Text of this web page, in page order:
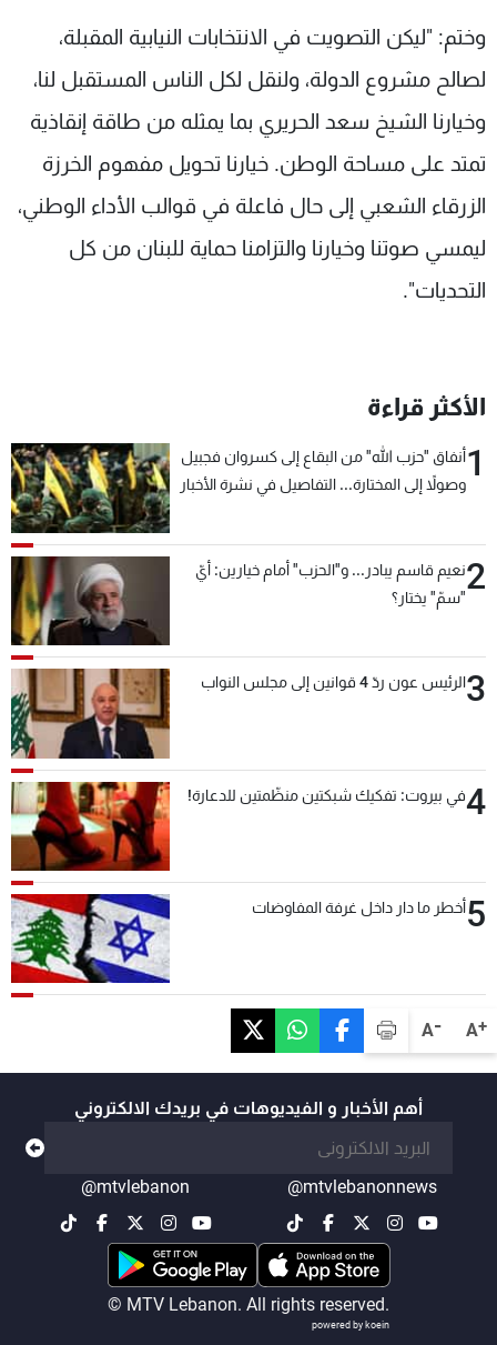
A+
A-
وختم: "ليكن التصويت في الانتخابات النيابية المقبلة،
لصالح مشروع الدولة، ولنقل لكل الناس المستقبل لنا،
وخيارنا الشيخ سعد الحريري بما يمثله من طاقة إنقاذية
تمتد على مساحة الوطن. خيارنا تحويل مفهوم الخرزة
الزرقاء الشعبي إلى حال فاعلة في قوالب الأداء الوطني،
ليمسي صوتنا وخيارنا والتزامنا حماية للبنان من كل
التحديات".
الأكثر قراءة
1أنفاق "حزب الله" من البقاع إلى كسروان فجبيل
وصولاً إلى المختارة... التفاصيل في نشرة الأخبار
2نعيم قاسم يبادر... و"الحزب" أمام خيارين: أيّ
"سمّ" يختار؟
3الرئيس عون ردّ 4 قوانين إلى مجلس النواب
4في بيروت: تفكيك شبكتين منظّمتين للدعارة!
5أخطر ما دار داخل غرفة المفاوضات
أهم الأخبار و الفيديوهات في بريدك الالكتروني
@mtvlebanonnews
@mtvlebanon
© MTV Lebanon. All rights reserved.
powered by koein